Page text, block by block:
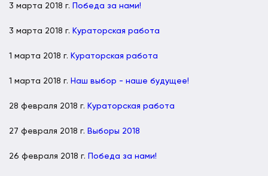
3 марта 2018 г. Победа за нами!
3 марта 2018 г. Кураторская работа
1 марта 2018 г. Кураторская работа
1 марта 2018 г. Наш выбор - наше будущее!
28 февраля 2018 г. Кураторская работа
27 февраля 2018 г. Выборы 2018
26 февраля 2018 г. Победа за нами!